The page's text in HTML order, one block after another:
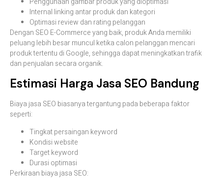
Internal linking antarprodukdan kategori
Optimasi review dan rating pelanggan
Dengan SEO E-Commerceyang baik, produkAnda memiliki
peluang lebih besarmuncul ketika calon pelanggan mencari
produktertentu di Google, sehingga dapatmeningkatkantrafik
dan penjualan secara organik.
Estimasi Harga Jasa SEO Bandung
Biaya jasa SEO biasanyatergantung pada beberapa faktor
seperti:
Tingkatpersaingan keyword
Kondisiwebsite
Targetkeyword
Durasi optimasi
Perkiraan biaya jasa SEO: